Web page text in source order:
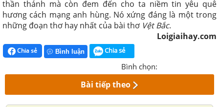
thần thánh mà còn đem đến cho ta niềm tin yêu quê
hương cách mạng anh hùng. Nó xứng đáng là một trong
những đoạn thơ hay nhất của bài thơ Vệt Bắc.
Loigiaihay.com
Chia sẻ Bình luận Chia sẻ
Bình chọn:
Bài tiếp theo